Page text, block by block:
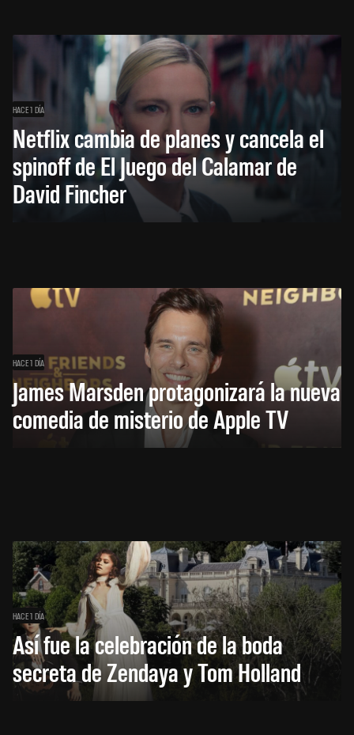
HACE 1 DÍA
Netflix cambia de planes y cancela el
spinoff de El Juego del Calamar de
David Fincher
HACE 1 DÍA
James Marsden protagonizará la nueva
comedia de misterio de Apple TV
HACE 1 DÍA
Así fue la celebración de la boda
secreta de Zendaya y Tom Holland